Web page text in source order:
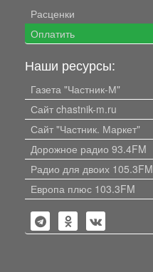
Расценки
Оплатить
Наши ресурсы:
Газета "Частник-М"
Сайт chastnik-m.ru
Сайт "Частник. Маркет"
Дорожное радио 93.4FM
Радио для двоих 105.3FM
Европа плюс 103.3FM